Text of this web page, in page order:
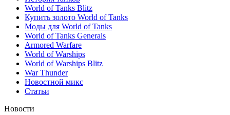
World of Tanks Blitz
Купить золото World of Tanks
Моды для World of Tanks
World of Tanks Generals
Armored Warfare
World of Warships
World of Warships Blitz
War Thunder
Новостной микс
Статьи
Новости